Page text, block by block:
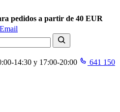
pedidos a partir de 40 EUR
Email
14:30 y 17:00-20:00
641 150